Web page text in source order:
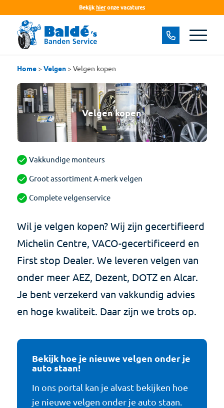
Bekijk hieronze vacatures
Home> Velgen> Velgen kopen
Velgen kopen
Vakkundige monteurs
Groot assortiment A-merk velgen
Complete velgenservice
Wil je velgen kopen? Wij zijn gecertifieerd
Michelin Centre, VACO-gecertificeerd en
First stop Dealer. We leveren velgen van
onder meer AEZ, Dezent, DOTZ en Alcar.
Je bent verzekerd van vakkundig advies
en hoge kwaliteit. Daar zijn we trots op.
Bekijk hoe je nieuwe velgen onder je
auto staan!
In ons portal kan je alvast bekijken hoe
je nieuwe velgen onder je auto staan.